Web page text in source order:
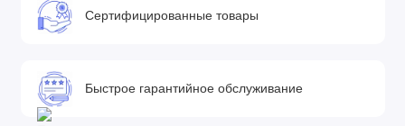
Сертифицированные товары
Быстрое гарантийное обслуживание